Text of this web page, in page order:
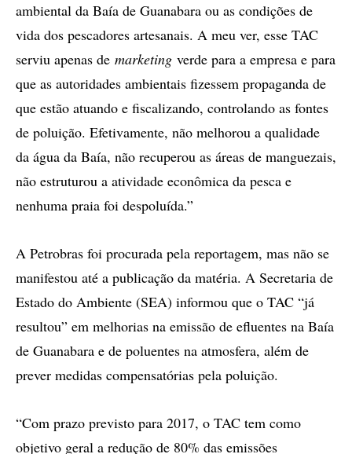
ambiental da Baía de Guanabara ou as condições de
vida dos pescadores artesanais. A meu ver, esse TAC
serviu apenas de marketing verde para a empresa e para
que as autoridades ambientais fizessem propaganda de
que estão atuando e fiscalizando, controlando as fontes
de poluição. Efetivamente, não melhorou a qualidade
da água da Baía, não recuperou as áreas de manguezais,
não estruturou a atividade econômica da pesca e
nenhuma praia foi despoluída.”
A Petrobras foi procurada pela reportagem, mas não se
manifestou até a publicação da matéria. A Secretaria de
Estado do Ambiente (SEA) informou que o TAC “já
resultou” em melhorias na emissão de efluentes na Baía
de Guanabara e de poluentes na atmosfera, além de
prever medidas compensatórias pela poluição.
“Com prazo previsto para 2017, o TAC tem como
objetivo geral a redução de 80% das emissões